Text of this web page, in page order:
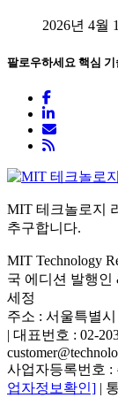
2026년 4월
팔로우하세요 핵심 기
MIT 테크놀로지
추구합니다.
MIT Technology
국 에디션 발행인
세정
주소 : 서울특별
| 대표번호 : 02-
사업자등록번호 :
업자정보확인] |